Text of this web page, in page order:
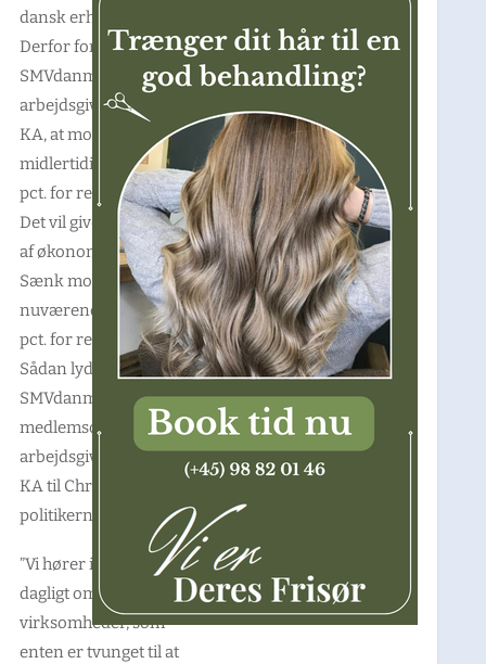
dansk erhvervsliv hårdt.
Derfor foreslår
SMVdanmark og
arbejdsgiverforeningen
KA, at momsen
midlertidigt sænkes til 15
pct. for resten af året.
Det vil give en kickstart
af økonomien.
Sænk momsen fra de
nuværende 25 pct. til 15
pct. for resten af året.
Sådan lyder forslaget fra
SMVdanmark og
medlemsorganisationen
arbejdsgiverforeningen
KA til Christiansborg-
politikerne.
”Vi hører i medierne
dagligt om
virksomheder, som
enten er tvunget til at